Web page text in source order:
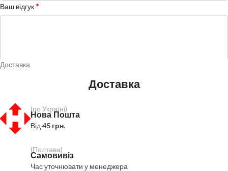
Ваш відгук*
Назва*
Доставка
Доставка
(по Україні)
Нова Пошта
Від 45 грн.
(Полтава)
Самовивіз
Час уточнювати у менеджера